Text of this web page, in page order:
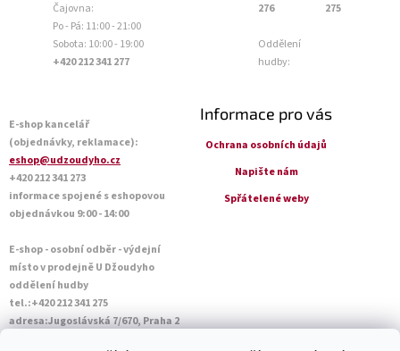
Čajovna:
Po - Pá: 11:00 - 21:00
Sobota: 10:00 - 19:00
+420 212 341 277
276
Oddělení
hudby:
275
E-shop kancelář
(objednávky, reklamace):
eshop@udzoudyho.cz
+420 212 341 273
informace spojené s eshopovou
objednávkou 9:00 - 14:00
E-shop - osobní odběr - výdejní
místo v prodejně U Džoudyho
oddělení hudby
tel.:+420 212 341 275
adresa:Jugoslávská 7/670, Praha 2
Informace pro vás
Ochrana osobních údajů
Napište nám
Spřátelené weby